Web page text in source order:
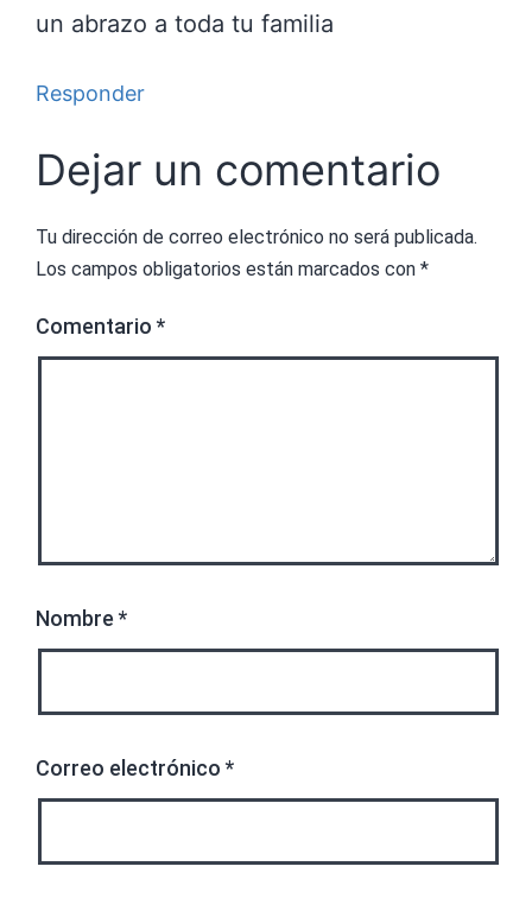
un abrazo a toda tu familia
Responder
Dejar un comentario
Tu dirección de correo electrónico no será publicada.
Los campos obligatorios están marcados con *
Comentario *
Nombre *
Correo electrónico *